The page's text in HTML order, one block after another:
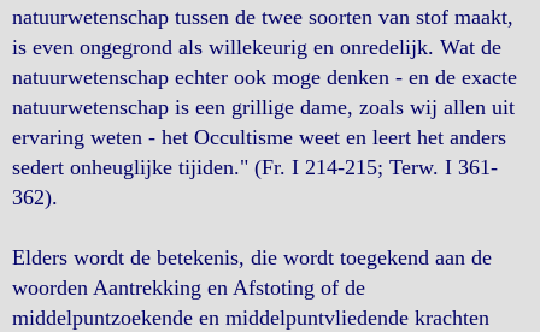
natuurwetenschap tussen de twee soorten van stof maakt,
is even ongegrond als willekeurig en onredelijk. Wat de
natuurwetenschap echter ook moge denken - en de exacte
natuurwetenschap is een grillige dame, zoals wij allen uit
ervaring weten - het Occultisme weet en leert het anders
sedert onheuglijke tijiden." (Fr. I 214-215; Terw. I 361-
362).
Elders wordt de betekenis, die wordt toegekend aan de
woorden Aantrekking en Afstoting of de
middelpuntzoekende en middelpuntvliedende krachten